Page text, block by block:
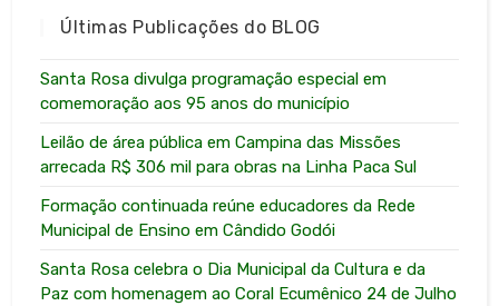
Últimas Publicações do BLOG
Santa Rosa divulga programação especial em
comemoração aos 95 anos do município
Leilão de área pública em Campina das Missões
arrecada R$ 306 mil para obras na Linha Paca Sul
Formação continuada reúne educadores da Rede
Municipal de Ensino em Cândido Godói
Santa Rosa celebra o Dia Municipal da Cultura e da
Paz com homenagem ao Coral Ecumênico 24 de Julho